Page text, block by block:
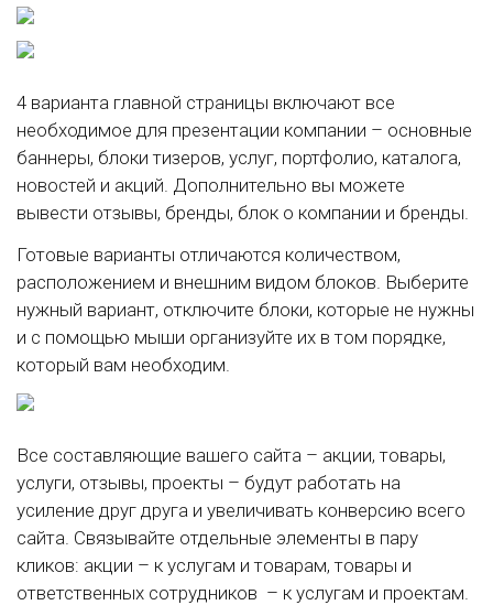
4 варианта главной страницы включают все
необходимое для презентации компании – основные
баннеры, блоки тизеров, услуг, портфолио, каталога,
новостей и акций. Дополнительно вы можете
вывести отзывы, бренды, блок о компании и бренды.
Готовые варианты отличаются количеством,
расположением и внешним видом блоков. Выберите
нужный вариант, отключите блоки, которые не нужны
и с помощью мыши организуйте их в том порядке,
который вам необходим.
Все составляющие вашего сайта – акции, товары,
услуги, отзывы, проекты – будут работать на
усиление друг друга и увеличивать конверсию всего
сайта. Связывайте отдельные элементы в пару
кликов: акции – к услугам и товарам, товары и
ответственных сотрудников – к услугам и проектам.